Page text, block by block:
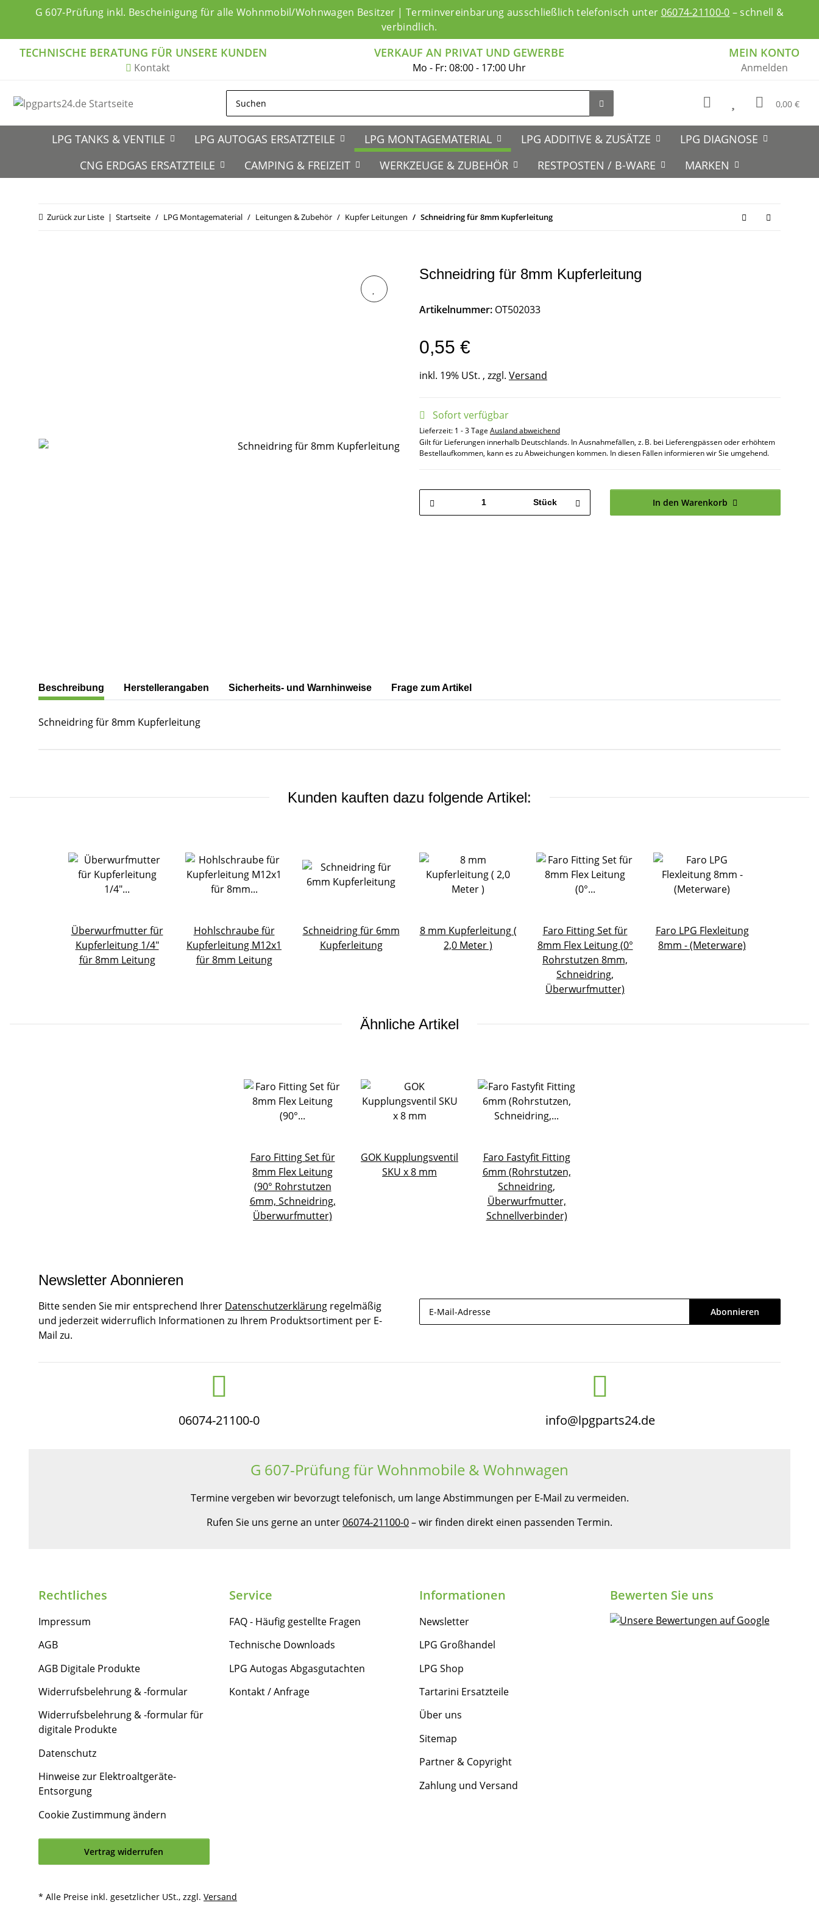
G 607-Prüfung inkl. Bescheinigung für alle Wohnmobil/Wohnwagen Besitzer | Terminvereinbarung ausschließlich telefonisch unter 06074-21100-0 – schnell &
verbindlich.
MEIN KONTO
Anmelden
VERKAUF AN PRIVAT UND GEWERBE
Mo - Fr: 08:00 - 17:00 Uhr
TECHNISCHE BERATUNG FÜR UNSERE KUNDEN
Kontakt
0,00 €
LPG TANKS & VENTILE LPG AUTOGAS ERSATZTEILE LPG MONTAGEMATERIAL LPG ADDITIVE & ZUSÄTZE
LPG DIAGNOSE
CNG ERDGAS ERSATZTEILE
CAMPING & FREIZEIT WERKZEUGE & ZUBEHÖR RESTPOSTEN / B-WARE MARKEN
Zurück zur Liste Startseite LPG Montagematerial Leitungen & Zubehör Kupfer Leitungen Schneidring für 8mm Kupferleitung
Schneidring für 8mm Kupferleitung
Artikelnummer: OT502033
0,55 €
inkl. 19% USt. , zzgl. Versand
Sofort verfügbar
Lieferzeit: 1 - 3 Tage Ausland abweichend
Gilt für Lieferungen innerhalb Deutschlands. In Ausnahmefällen, z. B. bei Lieferengpässen oder erhöhtem
Bestellaufkommen, kann es zu Abweichungen kommen. In diesen Fällen informieren wir Sie umgehend.
Stück In den Warenkorb
weitere Registerkarten anzeigen
Beschreibung Herstellerangaben Sicherheits- und Warnhinweise Frage zum Artikel
Schneidring für 8mm Kupferleitung
Kunden kauften dazu folgende Artikel:
Überwurfmutter für
Kupferleitung 1/4"
für 8mm Leitung
Hohlschraube für
Kupferleitung M12x1
für 8mm Leitung
Schneidring für 6mm
Kupferleitung
8 mm Kupferleitung (
2,0 Meter )
Faro Fitting Set für
8mm Flex Leitung (0°
Rohrstutzen 8mm,
Schneidring,
Überwurfmutter)
Faro LPG Flexleitung
8mm - (Meterware)
Ähnliche Artikel
Faro Fitting Set für
8mm Flex Leitung
(90° Rohrstutzen
6mm, Schneidring,
Überwurfmutter)
GOK Kupplungsventil
SKU x 8 mm
Faro Fastyfit Fitting
6mm (Rohrstutzen,
Schneidring,
Überwurfmutter,
Schnellverbinder)
Newsletter Abonnieren
Bitte senden Sie mir entsprechend Ihrer Datenschutzerklärung regelmäßig
und jederzeit widerruflich Informationen zu Ihrem Produktsortiment per E-
Mail zu.
Abonnieren
06074-21100-0 info@lpgparts24.de
G 607-Prüfung für Wohnmobile & Wohnwagen
Termine vergeben wir bevorzugt telefonisch, um lange Abstimmungen per E-Mail zu vermeiden.
Rufen Sie uns gerne an unter06074-21100-0– wir finden direkt einen passenden Termin.
Rechtliches
Impressum
AGB
AGB Digitale Produkte
Widerrufsbelehrung & -formular
Widerrufsbelehrung & -formular für
digitale Produkte
Datenschutz
Hinweise zur Elektroaltgeräte-
Entsorgung
Cookie Zustimmung ändern
Vertrag widerrufen
Service
FAQ - Häufig gestellte Fragen
Technische Downloads
LPG Autogas Abgasgutachten
Kontakt / Anfrage
Informationen
Newsletter
LPG Großhandel
LPG Shop
Tartarini Ersatzteile
Über uns
Sitemap
Partner & Copyright
Zahlung und Versand
Bewerten Sie uns
* Alle Preise inkl. gesetzlicher USt., zzgl. Versand